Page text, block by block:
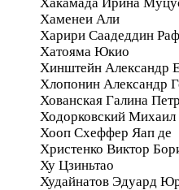
Хаменеи Али
Харири Саадеддин
Хатояма Юкио
Хинштейн Александр
Хлопонин Александр
Хованская Галина
Ходорковский Михаил
Хооп Схеффер Яап де
Христенко Виктор
Ху Цзиньтао
Худайнатов Эдуард